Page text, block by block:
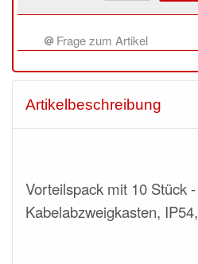
Frage zum Artikel
Artikelbeschreibung
Vorteilspack mit 10 Stück
Kabelabzweigkasten,